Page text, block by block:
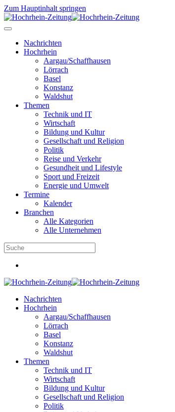
Zum Hauptinhalt springen
Nachrichten
Hochrhein
Aargau/Schaffhausen
Lörrach
Basel
Konstanz
Waldshut
Themen
Technik und IT
Wirtschaft
Bildung und Kultur
Gesellschaft und Religion
Politik
Reise und Verkehr
Gesundheit und Lifestyle
Sport und Freizeit
Energie und Umwelt
Termine
Kalender
Branchen
Alle Kategorien
Alle Unternehmen
Nachrichten
Hochrhein
Aargau/Schaffhausen
Lörrach
Basel
Konstanz
Waldshut
Themen
Technik und IT
Wirtschaft
Bildung und Kultur
Gesellschaft und Religion
Politik